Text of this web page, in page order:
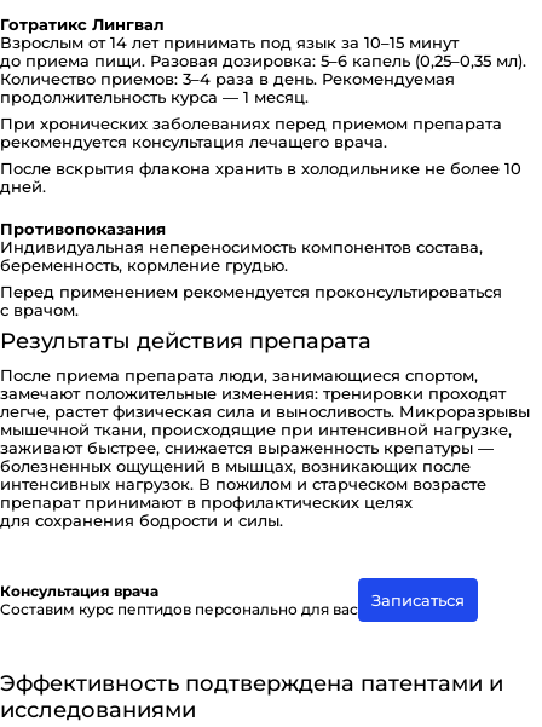
Готратикс Лингвал
Взрослым от 14 лет принимать под язык за 10–15 минут
до приема пищи. Разовая дозировка: 5–6 капель (0,25–0,35 мл).
Количество приемов: 3–4 раза в день. Рекомендуемая
продолжительность курса — 1 месяц.
При хронических заболеваниях перед приемом препарата
рекомендуется консультация лечащего врача.
После вскрытия флакона хранить в холодильнике не более 10
дней.
Противопоказания
Индивидуальная непереносимость компонентов состава,
беременность, кормление грудью.
Перед применением рекомендуется проконсультироваться
с врачом.
Результаты действия препарата
После приема препарата люди, занимающиеся спортом,
замечают положительные изменения: тренировки проходят
легче, растет физическая сила и выносливость. Микроразрывы
мышечной ткани, происходящие при интенсивной нагрузке,
заживают быстрее, снижается выраженность крепатуры —
болезненных ощущений в мышцах, возникающих после
интенсивных нагрузок. В пожилом и старческом возрасте
препарат принимают в профилактических целях
для сохранения бодрости и силы.
Консультация врача
Составим курс пептидов персонально для вас
Записаться
Эффективность подтверждена патентами и
исследованиями